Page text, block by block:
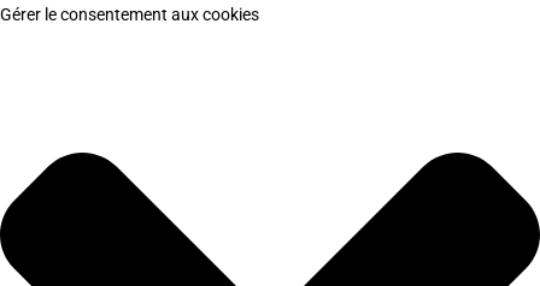
Gérer le consentement aux cookies